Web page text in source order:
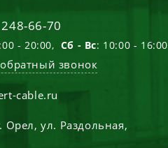
248-66-70
- 20:00, Сб - Вс: 10:00 - 16:00
обратный звонок
cable.ru
Орел,ул. Раздольная,